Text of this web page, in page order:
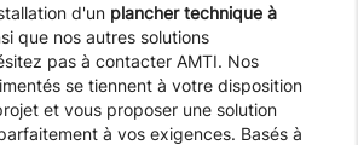
d'un plancher technique à
que nos autres solutions
pas à contacter AMTI. Nos
se tiennent à votre disposition
et vous proposer une solution
à vos exigences. Basés à